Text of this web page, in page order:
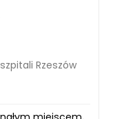
Rzeszów